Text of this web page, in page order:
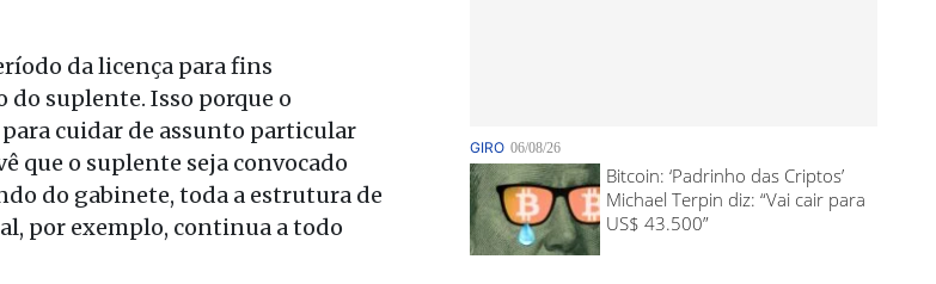
da licença para fins
do suplente. Isso porque o
cuidar de assunto particular
que o suplente seja convocado
do gabinete, toda a estrutura de
por exemplo, continua a todo